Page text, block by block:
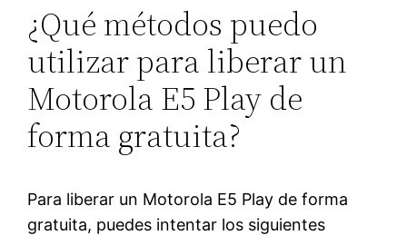
¿Qué métodos puedo
utilizar para liberar un
Motorola E5 Play de
forma gratuita?
Para liberar un Motorola E5 Play de forma
gratuita, puedes intentar los siguientes